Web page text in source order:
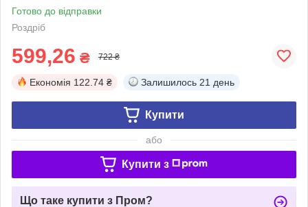
Готово до відправки
Роздріб
599,26 ₴ 722 ₴
Економія 122.74 ₴ Залишилось 21 день
Купити
або
Купити з
Що таке купити з Пром?